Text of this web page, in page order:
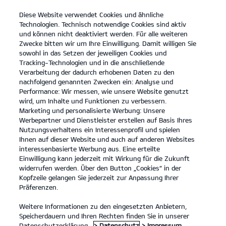
open
menu
KONTAKT
KIA ZERTIFIZIERTE GEBRAUCHTWAGEN
KIA ZERTIFIZIERTE GEBRAUCHTWAGEN
Diese Website verwendet Cookies und ähnliche
Technologien. Technisch notwendige Cookies sind aktiv
und können nicht deaktiviert werden. Für alle weiteren
Zwecke bitten wir um Ihre Einwilligung. Damit willigen Sie
sowohl in das Setzen der jeweiligen Cookies und
Tracking-Technologien und in die anschließende
Verarbeitung der dadurch erhobenen Daten zu den
nachfolgend genannten Zwecken ein: Analyse und
Performance: Wir messen, wie unsere Website genutzt
wird, um Inhalte und Funktionen zu verbessern.
Marketing und personalisierte Werbung: Unsere
Werbepartner und Dienstleister erstellen auf Basis Ihres
Nutzungsverhaltens ein Interessenprofil und spielen
Ihnen auf dieser Website und auch auf anderen Websites
interessenbasierte Werbung aus. Eine erteilte
Einwilligung kann jederzeit mit Wirkung für die Zukunft
widerrufen werden. Über den Button „Cookies“ in der
Kopfzeile gelangen Sie jederzeit zur Anpassung Ihrer
Präferenzen.
Weitere Informationen zu den eingesetzten Anbietern,
Speicherdauern und Ihren Rechten finden Sie in unserer